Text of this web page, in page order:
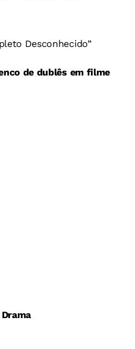
Desconhecido”
de dublês em filme